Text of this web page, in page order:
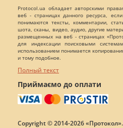
Protocol.ua обладает авторскими
веб - страницах данного ресурса,
понимаются тексты, комментарии,
шота, сканы, видео, аудио, другие
размещенных на веб - страницах
для индексации поисковыми
использованием понимается
и тому подобное.
Полный текст
Приймаємо до оплати
Copyright © 2014-2026